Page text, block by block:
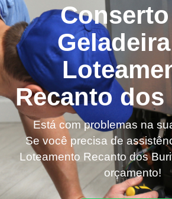
Recanto
Está com problemas na
Se você precisa de
Loteamento Recanto dos
orçamento!